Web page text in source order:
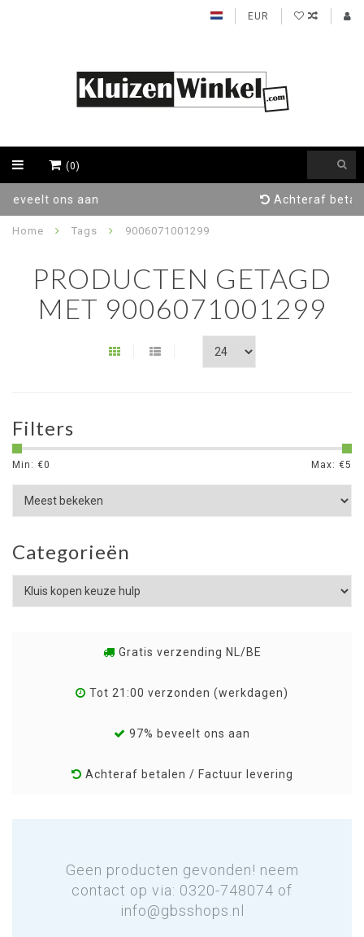
EUR
(0)
Achteraf betalen / Factuur levering
Home Tags 9006071001299
PRODUCTEN GETAGD
MET 9006071001299
Filters
Min: €0 Max: €5
Categorieën
Gratis verzending NL/BE
Tot 21:00 verzonden (werkdagen)
97% beveelt ons aan
Achteraf betalen / Factuur levering
Geen producten gevonden! neem
contact op via: 0320-748074 of
info@gbsshops.nl